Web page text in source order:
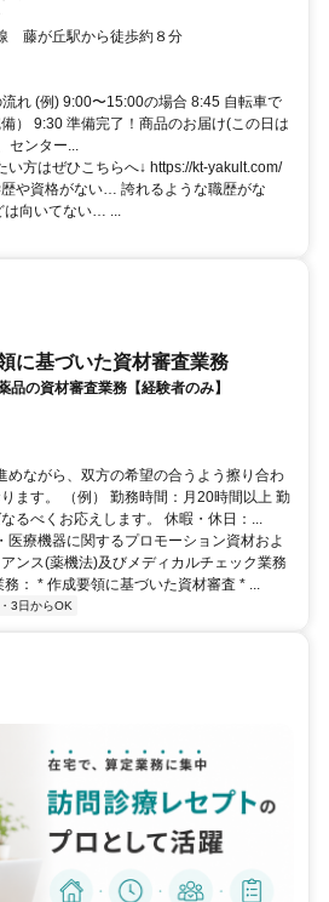
です。お届け中は一人で気楽に、困ったと
ずは見学会に！
都市線 藤が丘駅から徒歩約８分
れ (例) 9:00〜15:00の場合 8:45 自転車で
） 9:30 準備完了！商品のお届け(この日は
センター...
方はぜひこちらへ↓ https://kt-yakult.com/
や資格がない… 誇れるような職歴がな
は向いてない… ...
に基づいた資材審査業務
品の資材審査業務【経験者のみ】
めながら、双方の希望の合うよう擦り合わ
ます。 （例） 勤務時間：月20時間以上 勤
るべくお応えします。 休暇・休日：...
医療機器に関するプロモーション資材およ
ンス(薬機法)及びメディカルチェック業務
： * 作成要領に基づいた資材審査 * ...
3日からOK